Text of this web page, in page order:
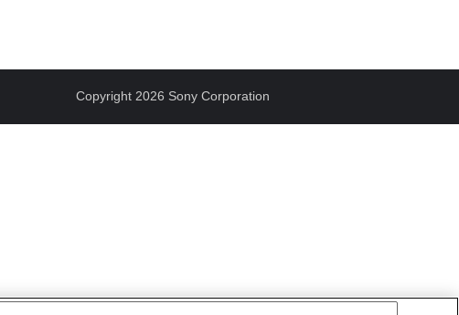
Copyright 2026 Sony Corporation